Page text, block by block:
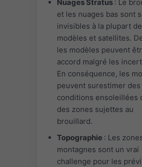
Nuages Stratus : Le
et les nuages bas sont
invisibles à la plupart
modèles et satellites.
les modèles peuvent
accord malgré les
En conséquence, les
peuvent surestimer des
conditions ensoleillées
des zones sujettes au
brouillard.
Topographie : Les
montagnes sont un vrai
challenge pour les